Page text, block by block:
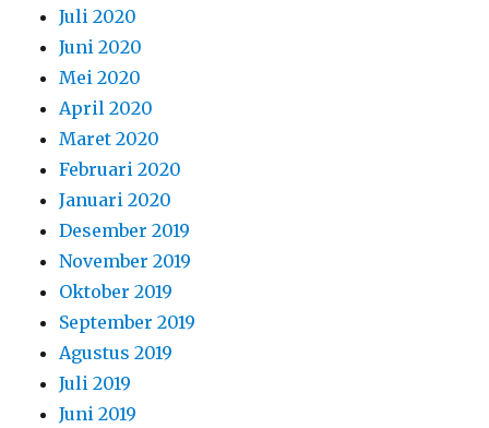
Juli 2020
Juni 2020
Mei 2020
April 2020
Maret 2020
Februari 2020
Januari 2020
Desember 2019
November 2019
Oktober 2019
September 2019
Agustus 2019
Juli 2019
Juni 2019